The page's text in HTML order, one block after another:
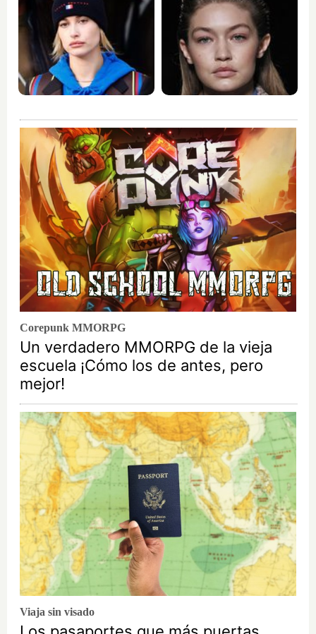
Corepunk MMORPG
Un verdadero MMORPG de la vieja
escuela ¡Cómo los de antes, pero
mejor!
Viaja sin visado